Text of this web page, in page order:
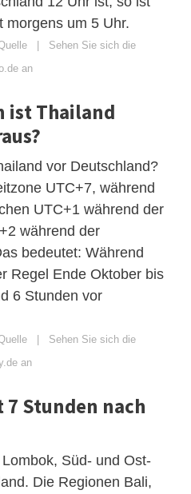
morgens um 5 Uhr.
| Sehen Sie sich die
an
ist Thailand
vor Deutschland?
UTC+7, während
UTC+1 während der
während der
bedeutet: Während
Regel Ende Oktober bis
6 Stunden vor
| Sehen Sie sich die
an
7 Stunden nach
Süd- und Ost-
Die Regionen Bali,